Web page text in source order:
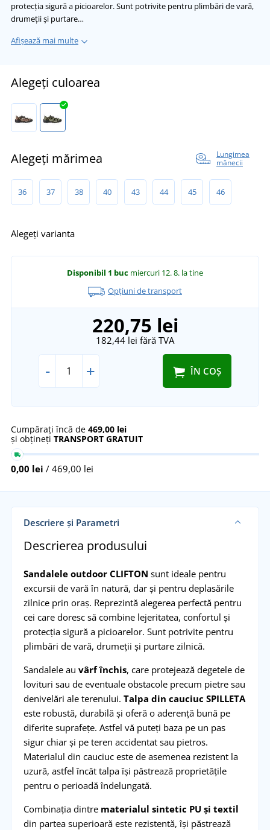
protecția sigură a picioarelor. Sunt potrivite pentru plimbări de vară,
drumeții și purtare…
Afișează mai multe
Alegeți culoarea
Alegeți mărimea
Lungimea
mânecii
36 37 38 40 43 44 45 46
Alegeți varianta
Disponibil 1 buc miercuri 12. 8. la tine
Opțiuni de transport
220,75 lei
182,44 lei fără TVA
- + ÎN COȘ
Cumpărați încă de 469,00 lei
și obțineți TRANSPORT GRATUIT
0,00 lei / 469,00 lei
Descriere și Parametri
Descrierea produsului
Sandalele outdoor CLIFTON sunt ideale pentru
excursii de vară în natură, dar și pentru deplasările
zilnice prin oraș. Reprezintă alegerea perfectă pentru
cei care doresc să combine lejeritatea, confortul și
protecția sigură a picioarelor. Sunt potrivite pentru
plimbări de vară, drumeții și purtare zilnică.
Sandalele au vârf închis, care protejează degetele de
lovituri sau de eventuale obstacole precum pietre sau
denivelări ale terenului. Talpa din cauciuc SPILLETA
este robustă, durabilă și oferă o aderență bună pe
diferite suprafețe. Astfel vă puteți baza pe un pas
sigur chiar și pe teren accidentat sau pietros.
Materialul din cauciuc este de asemenea rezistent la
uzură, astfel încât talpa își păstrează proprietățile
pentru o perioadă îndelungată.
Combinația dintre materialul sintetic PU și textil
din partea superioară este rezistentă, își păstrează